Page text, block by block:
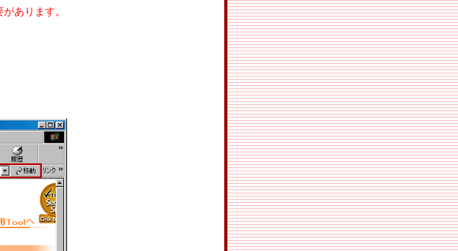
あります。